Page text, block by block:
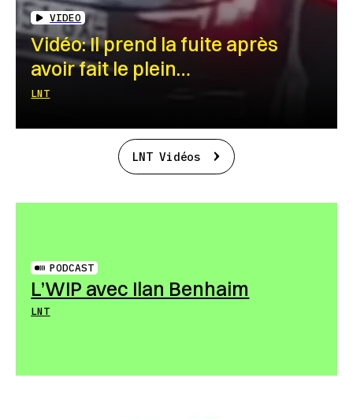
VIDEO
Vidéo: Il prend la fuite après
avoir fait le plein…
LNT
LNT Vidéos
PODCAST
L’WIP avec Ilan Benhaim
LNT